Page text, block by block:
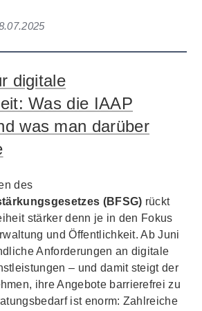
digitale
Was die IAAP
was man darüber
des
(BFSG) rückt
stärker denn je in den Fokus
und Öffentlichkeit. Ab Juni
Anforderungen an digitale
– und damit steigt der
ihre Angebote barrierefrei zu
ist enorm: Zahlreiche